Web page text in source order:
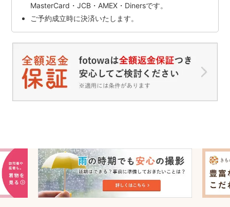
MasterCard・JCB・AMEX・Dinersです。
ご予約成立時に決済いたします。